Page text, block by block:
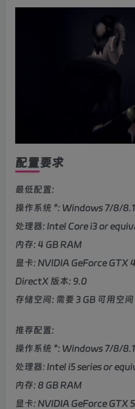
配置要求
最低配置:
操作系统 *: Windows 7/8/
处理器: Intel Core i3 or
内存: 4 GB RAM
显卡: NVIDIA GeForce
DirectX 版本: 9.0
存储空间: 需要 3 GB 可用空间
推荐配置:
操作系统 *: Windows 7/8/
处理器: Intel i5 series or
内存: 8 GB RAM
显卡: NVIDIA GeForce GTX